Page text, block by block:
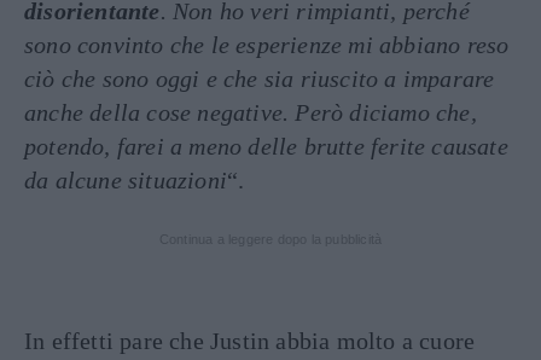
disorientante. Non ho veri rimpianti, perché
sono convinto che le esperienze mi abbiano reso
ciò che sono oggi e che sia riuscito a imparare
anche della cose negative. Però diciamo che,
potendo, farei a meno delle brutte ferite causate
da alcune situazioni“.
In effetti pare che Justin abbia molto a cuore